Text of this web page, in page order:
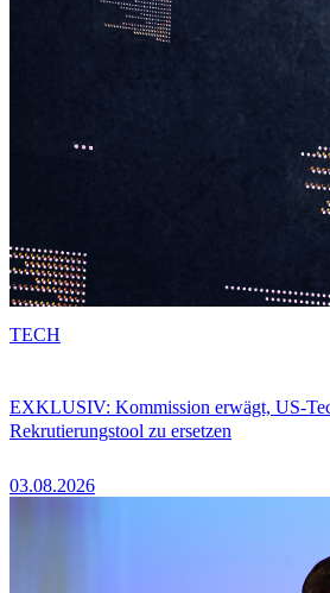
EXKLUSIV: Kommission erwägt, US-
Rekrutierungstool zu ersetzen
03.08.2026
TECH